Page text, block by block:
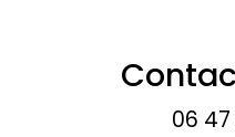
06